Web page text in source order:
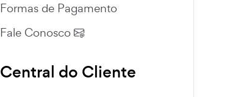
Formas de Pagamento
Fale Conosco
Central do Cliente